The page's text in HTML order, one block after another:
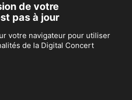
de votre
pas à jour
votre navigateur pour utiliser
de la Digital Concert